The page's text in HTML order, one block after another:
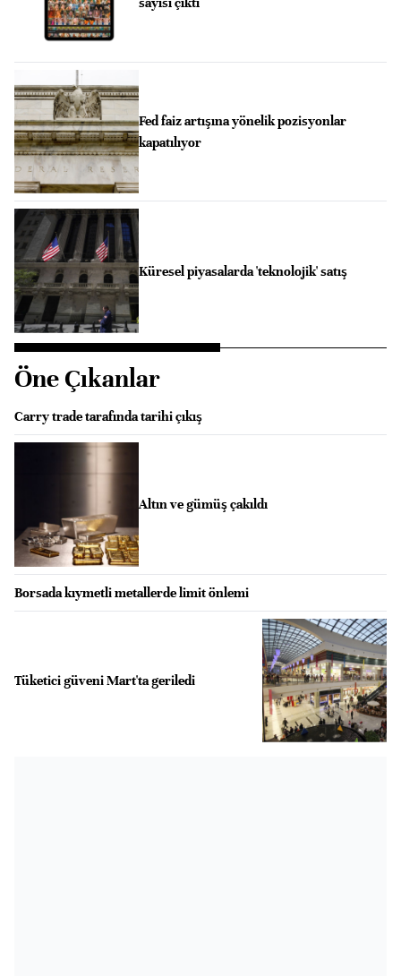
Fed faiz artışına yönelik pozisyonlar
kapatılıyor
Küresel piyasalarda 'teknolojik' satış
Öne Çıkanlar
Carry trade tarafında tarihi çıkış
Altın ve gümüş çakıldı
Borsada kıymetli metallerde limit önlemi
Tüketici güveni Mart'ta geriledi